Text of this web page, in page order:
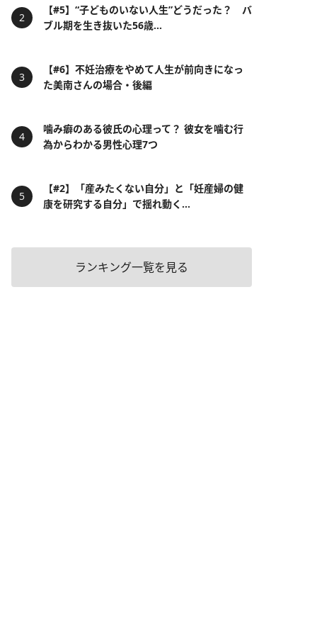
【#5】“子どものいない人生”どうだった？ バ
ブル期を生き抜いた56歳...
【#6】不妊治療をやめて人生が前向きになっ
た美南さんの場合・後編
噛み癖のある彼氏の心理って？ 彼女を噛む行
為からわかる男性心理7つ
【#2】「産みたくない自分」と「妊産婦の健
康を研究する自分」で揺れ動く...
ランキング一覧を見る